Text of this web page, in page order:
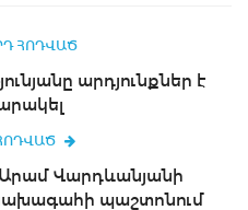
ՀՈԴՎԱԾ
արդյունքներ է
Վարդևանյանի
պաշտոնում